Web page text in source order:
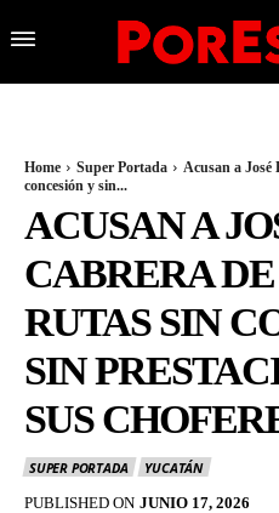
Home Super Portada
Acusan a
concesión y sin...
ACUSAN A
CABRERA
RUTAS SIN
SIN
SUS
SUPER PORTADA
YUCATÁN
PUBLISHED ON JUNIO 17, 2026